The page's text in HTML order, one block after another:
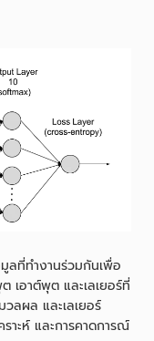
ลที่ทำงานร่วมกันเพื่อ
เอาต์พุต และเลเยอร์ที่
ลผล และเลเยอร์
าะห์ และการคาดการณ์